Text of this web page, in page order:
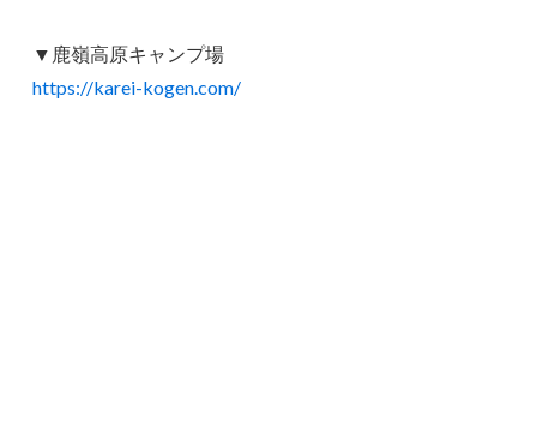
▼鹿嶺高原キャンプ場
https://karei-kogen.com/